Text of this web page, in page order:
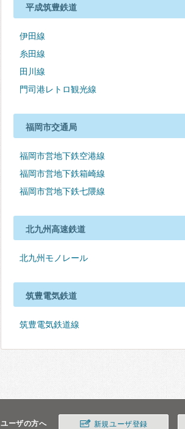
平成筑豊鉄道
伊田線
糸田線
田川線
門司港レトロ観光線
福岡市交通局
福岡市営地下鉄空港線
福岡市営地下鉄箱崎線
福岡市営地下鉄七隈線
北九州高速鉄道
北九州モノレール
筑豊電気鉄道
筑豊電気鉄道線
ユーザの方へ 新規ユーザ登録